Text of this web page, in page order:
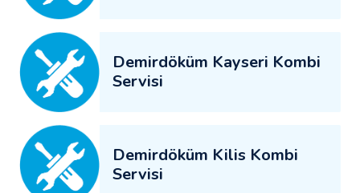
Demirdöküm Kayseri Kombi
Servisi
Demirdöküm Kilis Kombi
Servisi